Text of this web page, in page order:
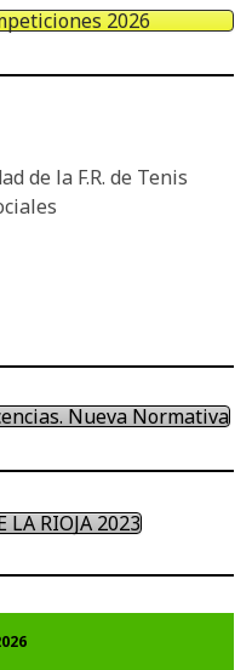
2026
de la F.R. de Tenis
Nueva Normativa
LA RIOJA 2023